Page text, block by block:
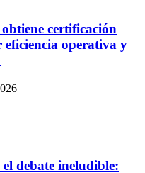
certificación
operativa y
debate ineludible: